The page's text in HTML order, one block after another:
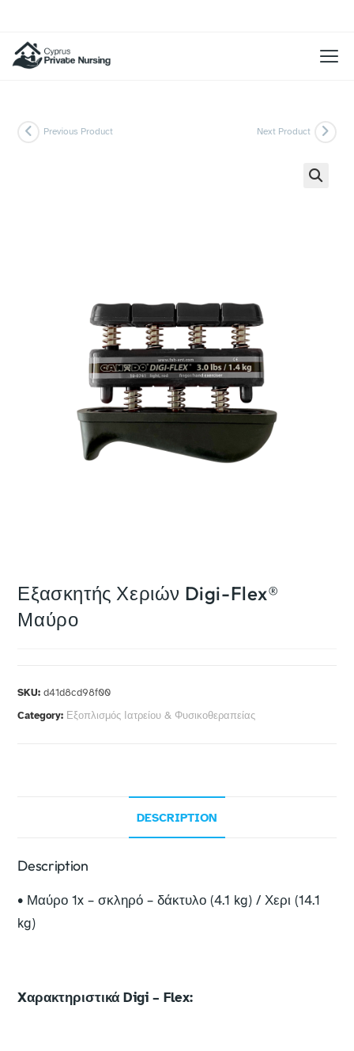
Previous Product Next Product
Εξασκητής Χεριών Digi-Flex®
Μαύρο
SKU:d41d8cd98f00
Category: Εξοπλισμός Ιατρείου & Φυσικοθεραπείας
DESCRIPTION
Description
• Μαύρο 1x – σκληρό – δάκτυλο (4.1 kg) / Χερι (14.1
kg)
Xαρακτηριστικά Digi – Flex: